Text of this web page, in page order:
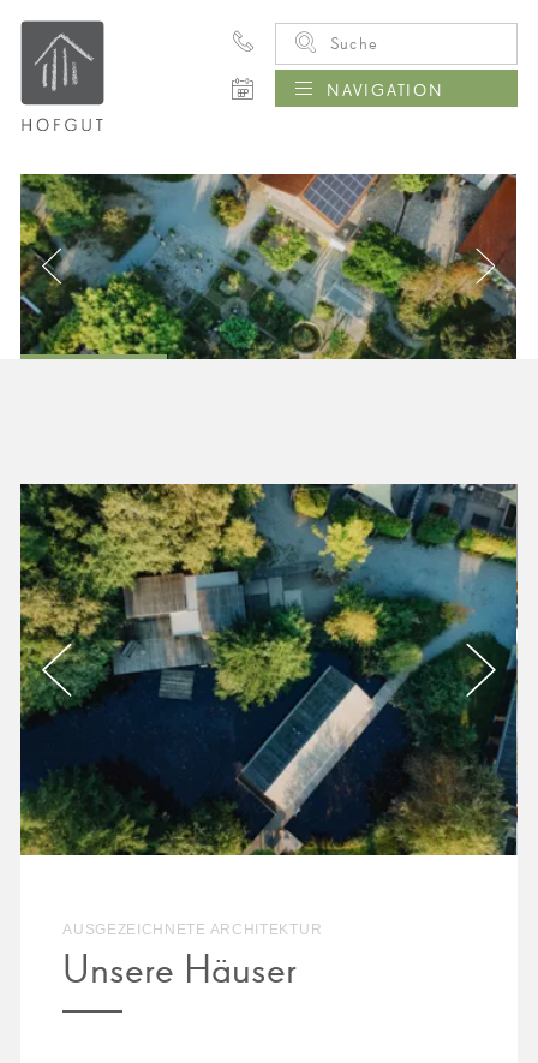
NAVIGATION
AUSGEZEICHNETE ARCHITEKTUR
Unsere Häuser